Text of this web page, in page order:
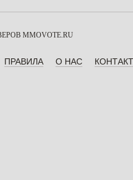
MMOVOTE.RU
ПРАВИЛА О НАС